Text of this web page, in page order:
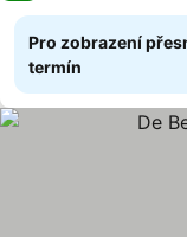
Pro zobrazení
termín